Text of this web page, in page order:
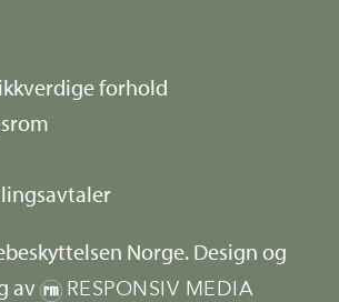
forhold
Norge. Design og
av
RESPONSIV MEDIA